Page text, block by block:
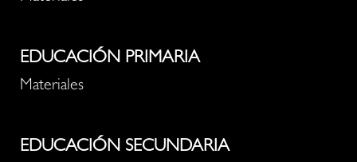
EDUCACIÓN PRIMARIA
Materiales
EDUCACIÓN SECUNDARIA